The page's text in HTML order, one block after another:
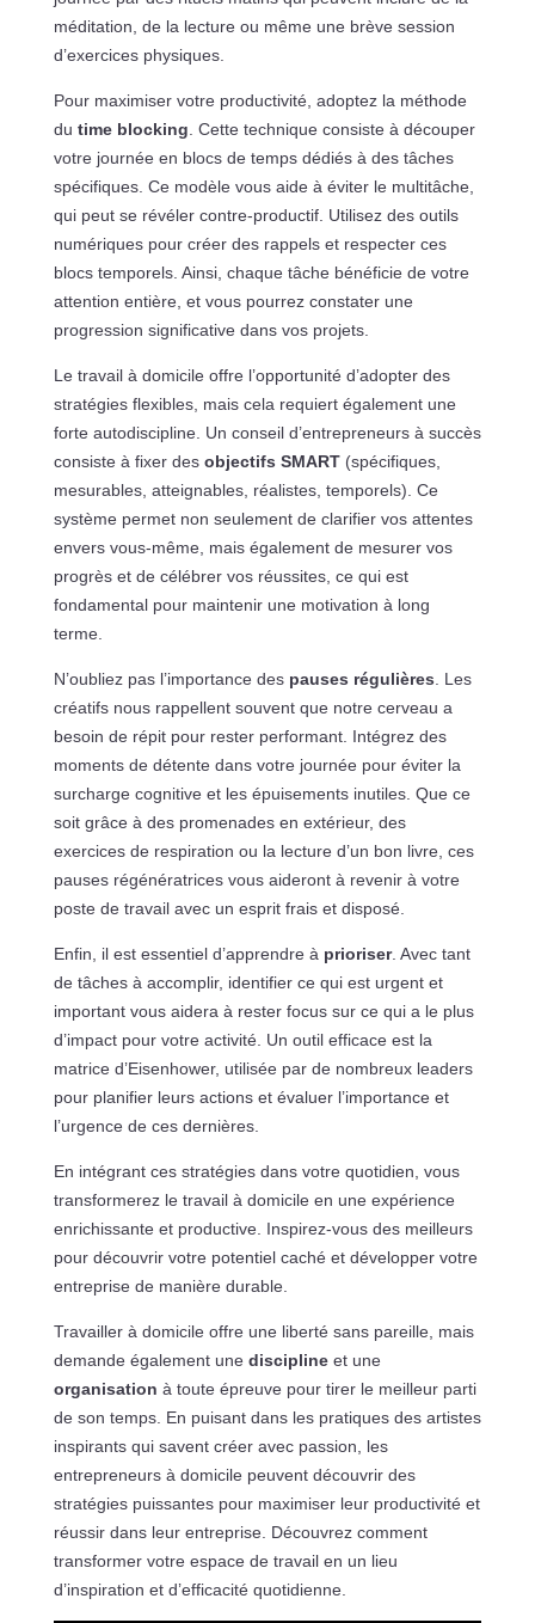
méditation, de la lecture ou même une brève session
d’exercices physiques.
Pour maximiser votre productivité, adoptez la méthode
du time blocking. Cette technique consiste à découper
votre journée en blocs de temps dédiés à des tâches
spécifiques. Ce modèle vous aide à éviter le multitâche,
qui peut se révéler contre-productif. Utilisez des outils
numériques pour créer des rappels et respecter ces
blocs temporels. Ainsi, chaque tâche bénéficie de votre
attention entière, et vous pourrez constater une
progression significative dans vos projets.
Le travail à domicile offre l’opportunité d’adopter des
stratégies flexibles, mais cela requiert également une
forte autodiscipline. Un conseil d’entrepreneurs à succès
consiste à fixer des objectifs SMART(spécifiques,
mesurables, atteignables, réalistes, temporels). Ce
système permet non seulement de clarifier vos attentes
envers vous-même, mais également de mesurer vos
progrès et de célébrer vos réussites, ce qui est
fondamental pour maintenir une motivation à long
terme.
N’oubliez pas l’importance des pauses régulières. Les
créatifs nous rappellent souvent que notre cerveau a
besoin de répit pour rester performant. Intégrez des
moments de détente dans votre journée pour éviter la
surcharge cognitive et les épuisements inutiles. Que ce
soit grâce à des promenades en extérieur, des
exercices de respiration ou la lecture d’un bon livre, ces
pauses régénératrices vous aideront à revenir à votre
poste de travail avec un esprit frais et disposé.
Enfin, il est essentiel d’apprendre à prioriser. Avec tant
de tâches à accomplir, identifier ce qui est urgent et
important vous aidera à rester focus sur ce qui a le plus
d’impact pour votre activité. Un outil efficace est la
matrice d’Eisenhower, utilisée par de nombreux leaders
pour planifier leurs actions et évaluer l’importance et
l’urgence de ces dernières.
En intégrant ces stratégies dans votre quotidien, vous
transformerez le travail à domicile en une expérience
enrichissante et productive. Inspirez-vous des meilleurs
pour découvrir votre potentiel caché et développer votre
entreprise de manière durable.
Travailler à domicile offre une liberté sans pareille, mais
demande également une disciplineet une
organisation à toute épreuve pour tirer le meilleur parti
de son temps. En puisant dans les pratiques des artistes
inspirants qui savent créer avec passion, les
entrepreneurs à domicile peuvent découvrir des
stratégies puissantes pour maximiser leur productivité et
réussir dans leur entreprise. Découvrez comment
transformer votre espace de travail en un lieu
d’inspiration et d’efficacité quotidienne.